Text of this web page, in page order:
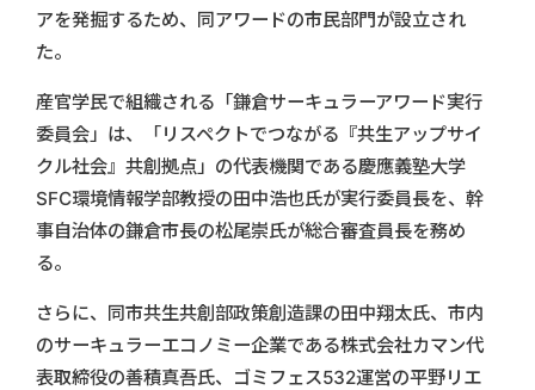
アを発掘するため、同アワードの市民部門が設立され
た。
産官学民で組織される「鎌倉サーキュラーアワード実行
委員会」は、「リスペクトでつながる『共生アップサイ
クル社会』共創拠点」の代表機関である慶應義塾大学
SFC環境情報学部教授の田中浩也氏が実行委員長を、幹
事自治体の鎌倉市長の松尾崇氏が総合審査員長を務め
る。
さらに、同市共生共創部政策創造課の田中翔太氏、市内
のサーキュラーエコノミー企業である株式会社カマン代
表取締役の善積真吾氏、ゴミフェス532運営の平野リエ